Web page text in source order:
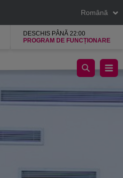
Română
DESCHIS PÂNĂ 22:00
PROGRAM DE FUNCȚIONARE
atractive